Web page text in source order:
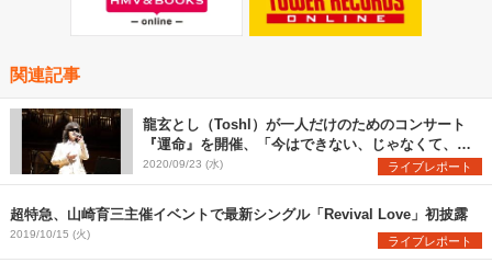
関連記事
龍玄とし（Toshl）が一人だけのためのコンサート
『運命』を開催、「今はできない、じゃなくて、今
しかできない、今だからこそやってみたいこと」
2020/09/23 (水) ライブレポート
超特急、山崎育三主催イベントで最新シングル「Revival Love」初披露
2019/10/15 (火) ライブレポート